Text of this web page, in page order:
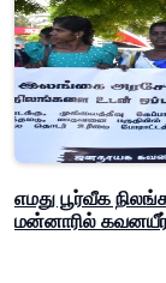
எமது பூர்வீக
மன்னாரில்